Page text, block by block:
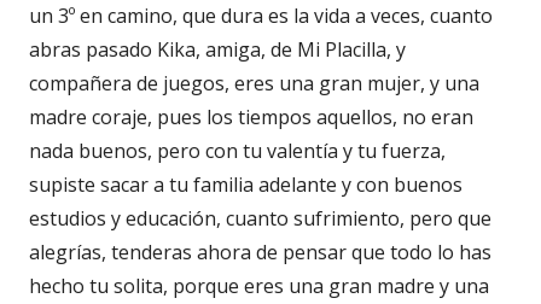
un 3º en camino, que dura es la vida a veces, cuanto
abras pasado Kika, amiga, de Mi Placilla, y
compañera de juegos, eres una gran mujer, y una
madre coraje, pues los tiempos aquellos, no eran
nada buenos, pero con tu valentía y tu fuerza,
supiste sacar a tu familia adelante y con buenos
estudios y educación, cuanto sufrimiento, pero que
alegrías, tenderas ahora de pensar que todo lo has
hecho tu solita, porque eres una gran madre y una